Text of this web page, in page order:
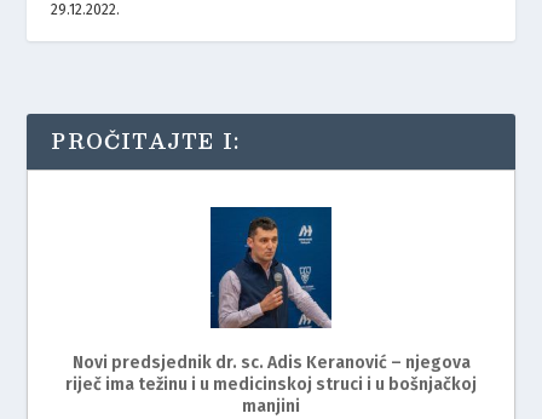
29.12.2022.
PROČITAJTE I:
Novi predsjednik dr. sc. Adis Keranović – njegova
riječ ima težinu i u medicinskoj struci i u bošnjačkoj
manjini